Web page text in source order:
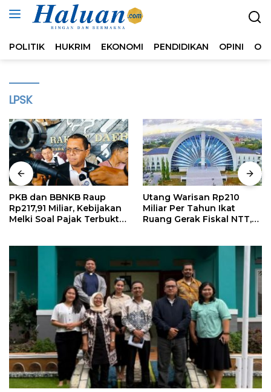
Langsung
POLITIK HUKRIM EKONOMI PENDIDIKAN OPINI
LPSK
PKB dan BBNKB Raup
Rp217,91 Miliar, Kebijakan
Melki Soal Pajak Terbukti
Utang Warisan Rp210
Miliar Per Tahun Ikat
Ruang Gerak Fiskal NTT,